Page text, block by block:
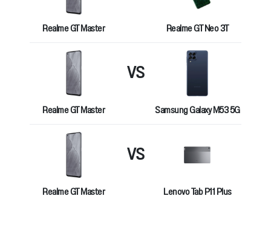
Realme GT Master Realme GT Neo 3T
Realme GT Master
VS
Samsung Galaxy M53 5G
Realme GT Master
VS
Lenovo Tab P11 Plus